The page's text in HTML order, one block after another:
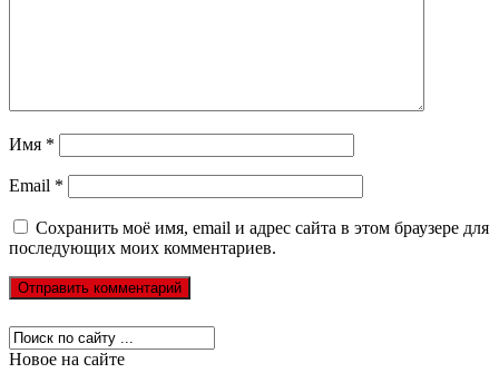
Имя *
Email *
Сохранить моё имя, email и адрес сайта в этом браузере для
последующих моих комментариев.
Новое на сайте